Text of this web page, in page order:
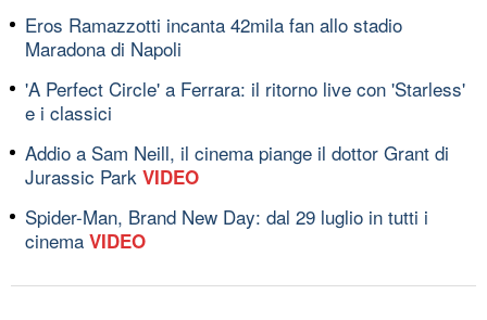
Eros Ramazzotti incanta 42mila fan allo stadio
Maradona di Napoli
'A Perfect Circle' a Ferrara: il ritorno live con 'Starless'
e i classici
Addio a Sam Neill, il cinema piange il dottor Grant di
Jurassic Park VIDEO
Spider-Man, Brand New Day: dal 29 luglio in tutti i
cinema VIDEO